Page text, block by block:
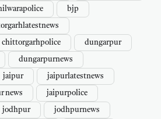
bjp
chittorgarhpolice dungarpur
dungarpurnews
jaipur jaipurlatestnews
news jaipurpolice
jodhpur jodhpurnews